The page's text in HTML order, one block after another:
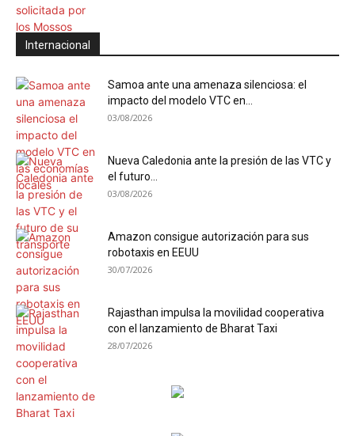
Internacional
Samoa ante una amenaza silenciosa: el
impacto del modelo VTC en...
03/08/2026
Nueva Caledonia ante la presión de las VTC y
el futuro...
03/08/2026
Amazon consigue autorización para sus
robotaxis en EEUU
30/07/2026
Rajasthan impulsa la movilidad cooperativa
con el lanzamiento de Bharat Taxi
28/07/2026